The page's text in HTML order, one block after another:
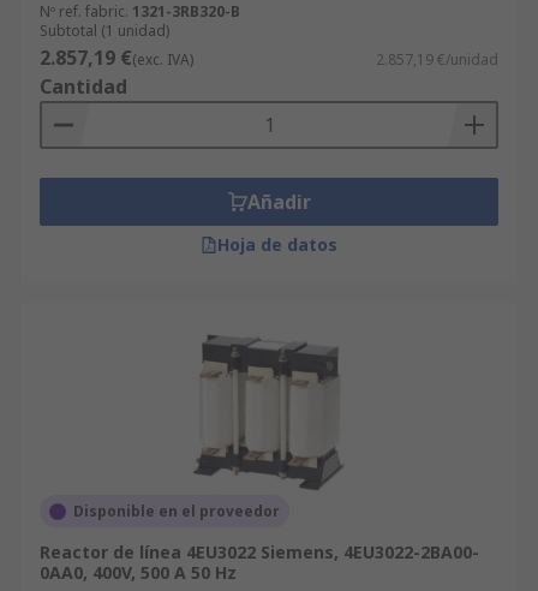
Nº ref. fabric. 1321-3RB320-B
Subtotal (1 unidad)
2.857,19 €(exc. IVA) 2.857,19 €/unidad
Cantidad
Añadir
Hoja de datos
Disponible en el proveedor
Reactor de línea 4EU3022 Siemens, 4EU3022-2BA00-
0AA0, 400V, 500 A 50 Hz